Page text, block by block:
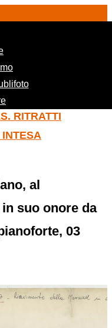
(current)
RITRATTI
al
suo onore da
03